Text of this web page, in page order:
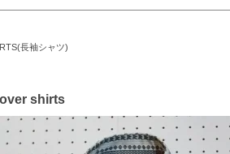
長袖シャツ)
shirts